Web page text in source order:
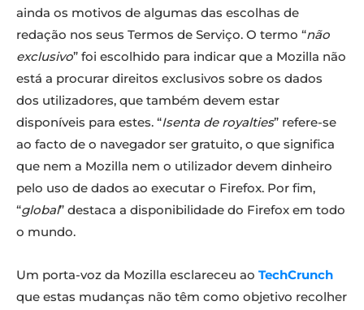
ainda os motivos de algumas das escolhas de
redação nos seus Termos de Serviço. O termo “não
exclusivo” foi escolhido para indicar que a Mozilla não
está a procurar direitos exclusivos sobre os dados
dos utilizadores, que também devem estar
disponíveis para estes. “Isenta de royalties” refere-se
ao facto de o navegador ser gratuito, o que significa
que nem a Mozilla nem o utilizador devem dinheiro
pelo uso de dados ao executar o Firefox. Por fim,
“global” destaca a disponibilidade do Firefox em todo
o mundo.
Um porta-voz da Mozilla esclareceu ao TechCrunch
que estas mudanças não têm como objetivo recolher